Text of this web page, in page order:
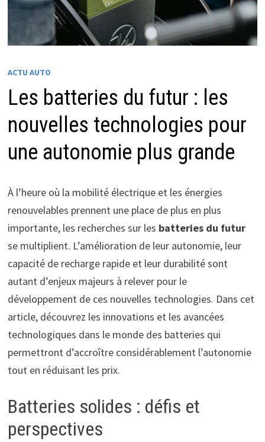
ACTU AUTO
Les batteries du futur : les
nouvelles technologies pour
une autonomie plus grande
À l’heure où la mobilité électrique et les énergies
renouvelables prennent une place de plus en plus
importante, les recherches sur les batteries du futur
se multiplient. L’amélioration de leur autonomie, leur
capacité de recharge rapide et leur durabilité sont
autant d’enjeux majeurs à relever pour le
développement de ces nouvelles technologies. Dans cet
article, découvrez les innovations et les avancées
technologiques dans le monde des batteries qui
permettront d’accroître considérablement l’autonomie
tout en réduisant les prix.
Batteries solides : défis et
perspectives